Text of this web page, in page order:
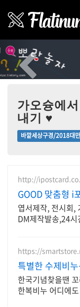
Previous
가오슝에
내기 ♥
바깥세상구경/2018대
http://
GOOD 맞춤형 i
엽서제작, 전시회,
DM제작발송,24시
https://
특별한 수제비
문설명서 무료
한국기념찾을땐
한복비누 어디에도